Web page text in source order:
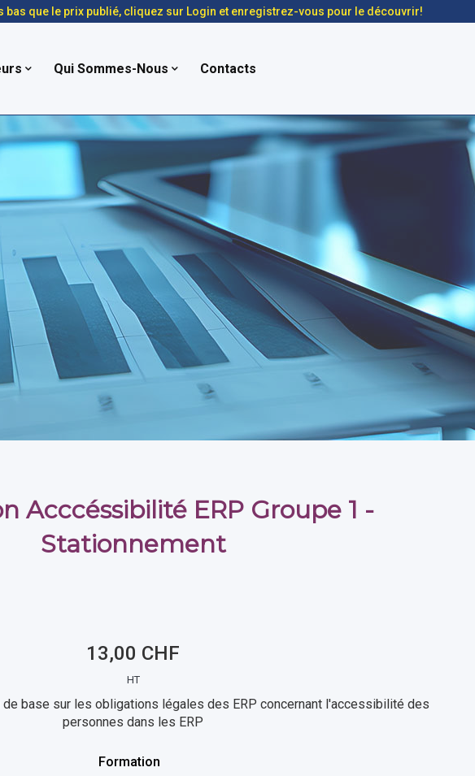
bas que le prix publié, cliquez sur Login et enregistrez-vous pour le découvrir!
Qui Sommes-Nous Contacts
Acccéssibilité ERP Groupe 1 -
Stationnement
13,00 CHF
HT
base sur les obligations légales des ERP concernant l'accessibilité des
personnes dans les ERP
Formation